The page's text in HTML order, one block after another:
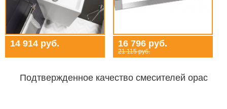
14 914 руб. 16 796 руб.
21 115 руб.
Подтвержденное качество смесителей орас